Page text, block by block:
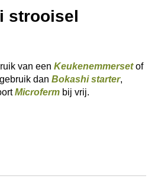
strooisel
van een Keukenemmersetof
dan Bokashi starter,
Microferm bij vrij.